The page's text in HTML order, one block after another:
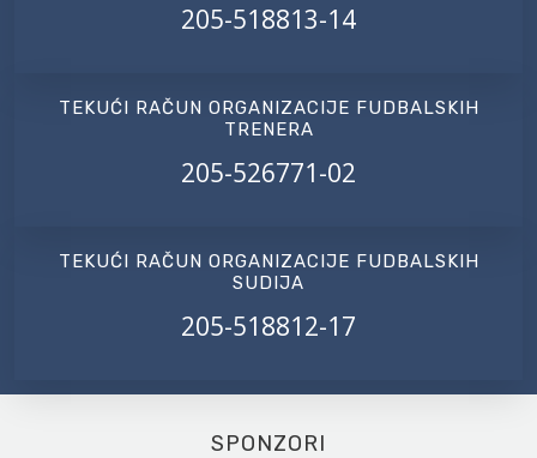
205-518813-14
TEKUĆI RAČUN ORGANIZACIJE FUDBALSKIH
TRENERA
205-526771-02
TEKUĆI RAČUN ORGANIZACIJE FUDBALSKIH
SUDIJA
205-518812-17
SPONZORI